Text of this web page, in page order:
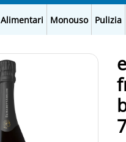
Alimentari Monouso Pulizia